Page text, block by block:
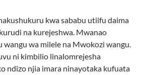
kwa sababu utiifu daima
na kurejeshwa. Mwanao
wangu wa milele na Mwokozi wangu.
ni kimbilio linalomrejesha
ndizo njia imara ninayotaka kufuata